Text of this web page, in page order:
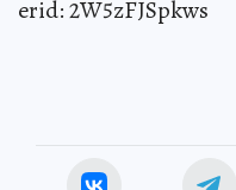
erid: 2W5zFJSpkws